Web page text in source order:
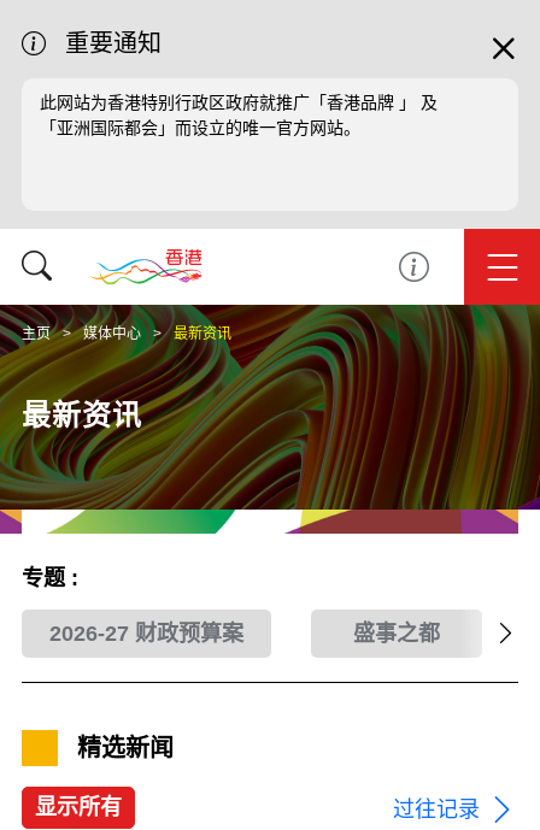
重要通知
此网站为香港特别行政区政府就推广「香港品牌 」 及
「亚洲国际都会」而设立的唯一官方网站。
主页 媒体中心 最新资讯
最新资讯
专题 :
2026-27 财政预算案 盛事之都
精选新闻
显示所有 过往记录